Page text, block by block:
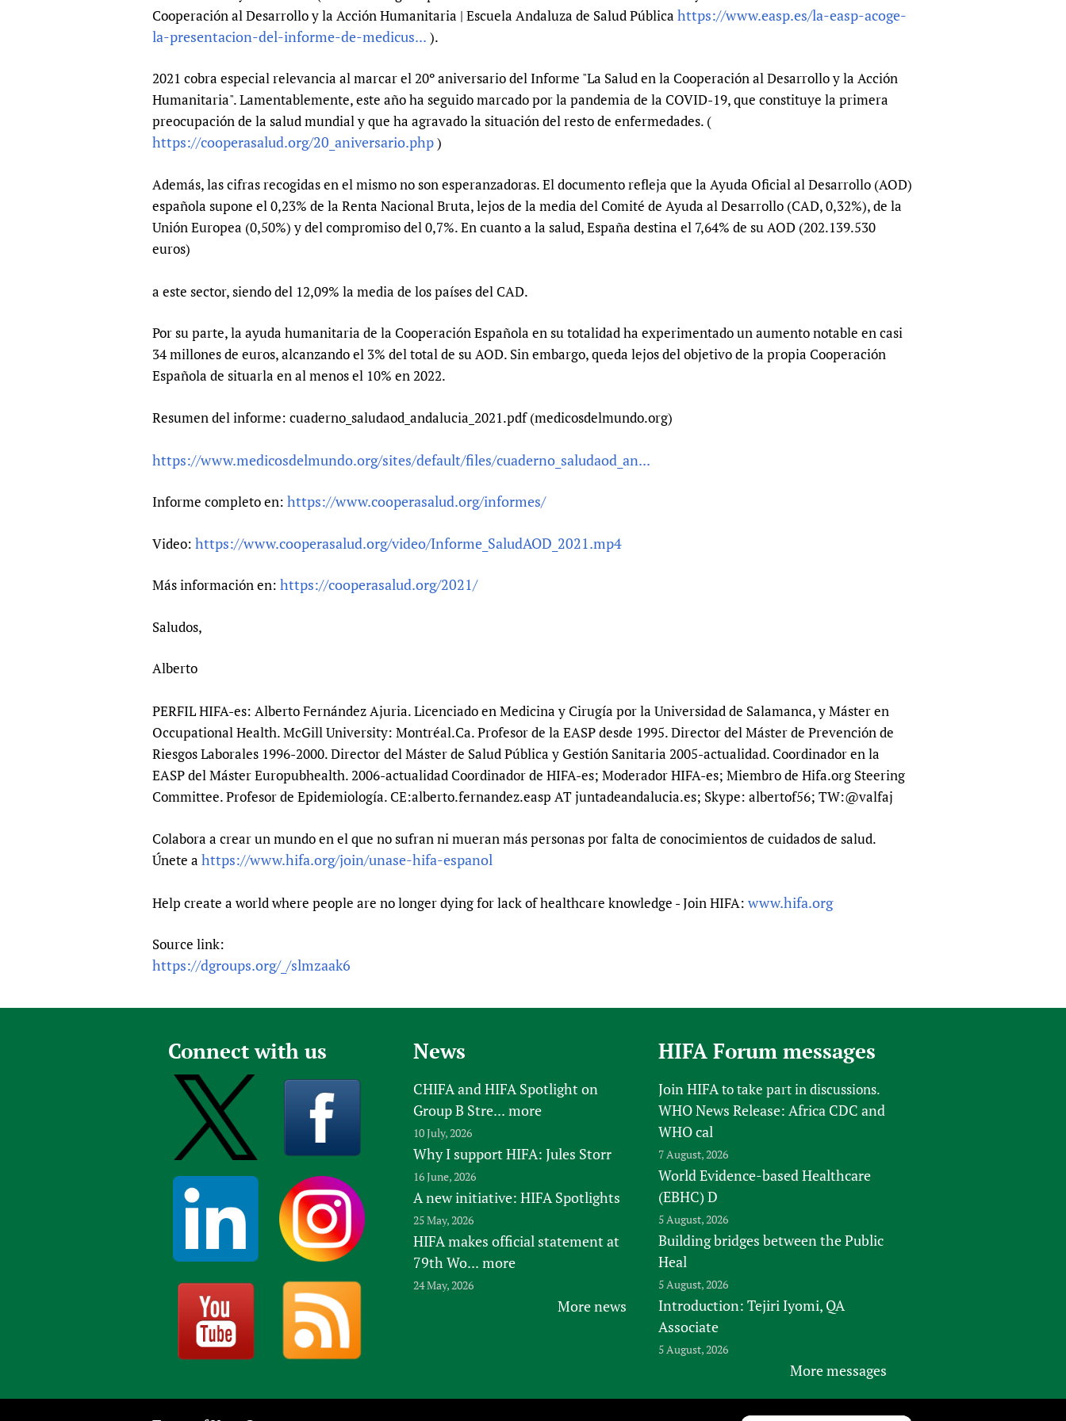
Publications
Prescribers and users of medicines
Essential Health Services and COVID-19
Learning for Quality Health Services
Newborn Care
Cooperación al Desarrollo y la Acción Humanitaria | Escuela Andaluza de Salud Pública https://www.easp.es/la-easp-acoge-
la-presentacion-del-informe-de-medicus... ).
2021 cobra especial relevancia al marcar el 20º aniversario del Informe "La Salud en la Cooperación al Desarrollo y la Acción
Humanitaria". Lamentablemente, este año ha seguido marcado por la pandemia de la COVID-19, que constituye la primera
preocupación de la salud mundial y que ha agravado la situación del resto de enfermedades. (
https://cooperasalud.org/20_aniversario.php)
Además, las cifras recogidas en el mismo no son esperanzadoras. El documento refleja que la Ayuda Oficial al Desarrollo (AOD)
española supone el 0,23% de la Renta Nacional Bruta, lejos de la media del Comité de Ayuda al Desarrollo (CAD, 0,32%), de la
Unión Europea (0,50%) y del compromiso del 0,7%. En cuanto a la salud, España destina el 7,64% de su AOD (202.139.530
euros)
a este sector, siendo del 12,09% la media de los países del CAD.
Por su parte, la ayuda humanitaria de la Cooperación Española en su totalidad ha experimentado un aumento notable en casi
34 millones de euros, alcanzando el 3% del total de su AOD. Sin embargo, queda lejos del objetivo de la propia Cooperación
Española de situarla en al menos el 10% en 2022.
Resumen del informe: cuaderno_saludaod_andalucia_2021.pdf (medicosdelmundo.org)
https://www.medicosdelmundo.org/sites/default/files/cuaderno_saludaod_an...
Informe completo en: https://www.cooperasalud.org/informes/
Video: https://www.cooperasalud.org/video/Informe_SaludAOD_2021.mp4
Más información en: https://cooperasalud.org/2021/
Saludos,
Alberto
PERFIL HIFA-es: Alberto Fernández Ajuria. Licenciado en Medicina y Cirugía por la Universidad de Salamanca, y Máster en
Occupational Health. McGill University: Montréal.Ca. Profesor de la EASP desde 1995. Director del Máster de Prevención de
Riesgos Laborales 1996-2000. Director del Máster de Salud Pública y Gestión Sanitaria 2005-actualidad. Coordinador en la
EASP del Máster Europubhealth. 2006-actualidad Coordinador de HIFA-es; Moderador HIFA-es; Miembro de Hifa.org Steering
Committee. Profesor de Epidemiología. CE:alberto.fernandez.easp AT juntadeandalucia.es; Skype: albertof56; TW:@valfaj
Colabora a crear un mundo en el que no sufran ni mueran más personas por falta de conocimientos de cuidados de salud.
Únete a https://www.hifa.org/join/unase-hifa-espanol
Help create a world where people are no longer dying for lack of healthcare knowledge - Join HIFA: www.hifa.org
Source link:
https://dgroups.org/_/slmzaak6
Connect with us News
CHIFA and HIFA Spotlight on
Group B Stre... more
10 July, 2026
Why I support HIFA: Jules Storr
16 June, 2026
A new initiative: HIFA Spotlights
25 May, 2026
HIFA makes official statement at
79th Wo... more
24 May, 2026
More news
HIFA Forum messages
Join HIFAto take part in discussions.
WHO News Release: Africa CDC and
WHO cal
7 August, 2026
World Evidence-based Healthcare
(EBHC) D
5 August, 2026
Building bridges between the Public
Heal
5 August, 2026
Introduction: Tejiri Iyomi, QA
Associate
5 August, 2026
More messages